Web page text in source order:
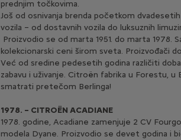
prednjim točkovima.
Još od osnivanja brenda početkom
vozila – od dostavnih vozila do luksuznih
Proizvodio se od marta 1951. do marta 1978.
kolekcionarski ceni širom sveta. Proizvođači
Već od sredine pedesetih godina različiti
zabavu i uživanje. Citroën fabrika u Forestu,
smatrati pretečom Berlinga!
1978. – CITROËN ACADIANE
1978. godine, Acadiane zamenjuje 2 CV
modela Dyane. Proizvodio se devet godina i